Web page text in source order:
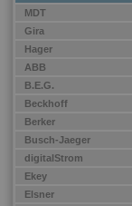
MDT
Gira
Hager
ABB
B.E.G.
Beckhoff
Berker
Busch-Jaeger
digitalStrom
Ekey
Elsner